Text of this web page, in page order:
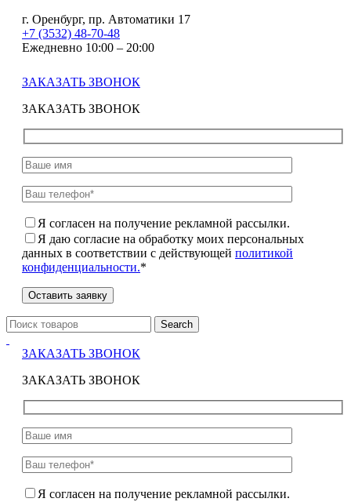
г. Оренбург, пр. Автоматики 17
+7 (3532) 48-70-48
Ежедневно 10:00 – 20:00
ЗАКАЗАТЬ ЗВОНОК
ЗАКАЗАТЬ ЗВОНОК
Я согласен на получение рекламной рассылки.
Я даю согласие на обработку моих персональных
данных в соответствии с действующей политикой
конфиденциальности.*
Search
ЗАКАЗАТЬ ЗВОНОК
ЗАКАЗАТЬ ЗВОНОК
Я согласен на получение рекламной рассылки.